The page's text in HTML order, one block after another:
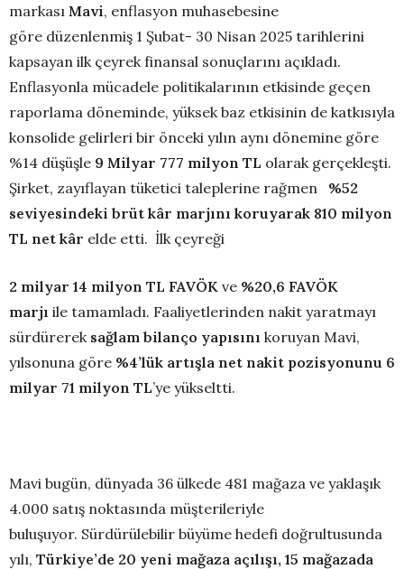
markası Mavi, enflasyon muhasebesine
göre düzenlenmiş 1 Şubat- 30 Nisan 2025 tarihlerini
kapsayan ilk çeyrek finansal sonuçlarını açıkladı.
Enflasyonla mücadele politikalarının etkisinde geçen
raporlama döneminde, yüksek baz etkisinin de katkısıyla
konsolide gelirleri bir önceki yılın aynı dönemine göre
%14 düşüşle 9 Milyar 777 milyon TL olarak gerçekleşti.
Şirket, zayıflayan tüketici taleplerine rağmen %52
seviyesindeki brüt kâr marjını koruyarak 810 milyon
TL net kâr elde etti. İlk çeyreği
2 milyar 14 milyon TL FAVÖK ve %20,6 FAVÖK
marjı ile tamamladı. Faaliyetlerinden nakit yaratmayı
sürdürerek sağlam bilanço yapısını koruyan Mavi,
yılsonuna göre %4’lük artışla net nakit pozisyonunu 6
milyar 71 milyon TL’ye yükseltti.
Mavi bugün, dünyada 36 ülkede 481 mağaza ve yaklaşık
4.000 satış noktasında müşterileriyle
buluşuyor. Sürdürülebilir büyüme hedefi doğrultusunda
yılı, Türkiye’de 20 yeni mağaza açılışı, 15 mağazada